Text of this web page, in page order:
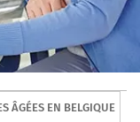
ÂGÉES EN BELGIQUE